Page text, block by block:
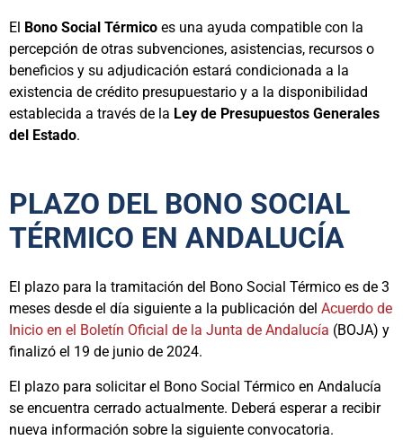
El Bono Social Térmico es una ayuda compatible con la
percepción de otras subvenciones, asistencias, recursos o
beneficios y su adjudicación estará condicionada a la
existencia de crédito presupuestario y a la disponibilidad
establecida a través de la Ley de Presupuestos Generales
del Estado.
PLAZO DEL BONO SOCIAL
TÉRMICO EN ANDALUCÍA
El plazo para la tramitación del Bono Social Térmico es de 3
meses desde el día siguiente a la publicación del Acuerdo de
Inicio en el Boletín Oficial de la Junta de Andalucía (BOJA) y
finalizó el 19 de junio de 2024.
El plazo para solicitar el Bono Social Térmico en Andalucía
se encuentra cerrado actualmente. Deberá esperar a recibir
nueva información sobre la siguiente convocatoria.